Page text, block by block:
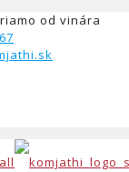
od vinára